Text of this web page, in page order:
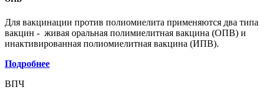
Для вакцинации против полиомиелита применяются два типа
вакцин - живая оральная полимиелитная вакцина (ОПВ) и
инактивированная полиомиелитная вакцина (ИПВ).
Подробнее
ВПЧ